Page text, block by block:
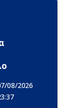
08/2026